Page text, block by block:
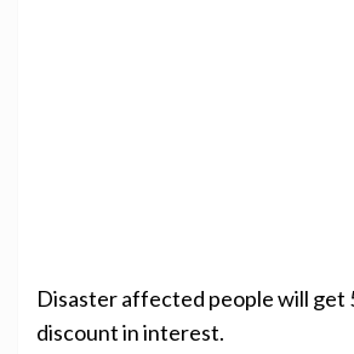
Disaster affected people will get
discount in interest.